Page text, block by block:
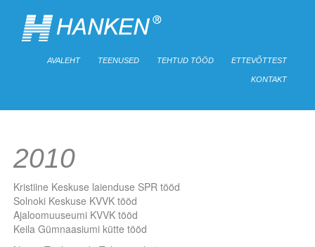
AVALEHT TEENUSED TEHTUD TÖÖD ETTEVÕTTEST
KONTAKT
2010
Kristiine Keskuse laienduse SPR tööd
Solnoki Keskuse KVVK tööd
Ajaloomuuseumi KVVK tööd
Keila Gümnaasiumi kütte tööd